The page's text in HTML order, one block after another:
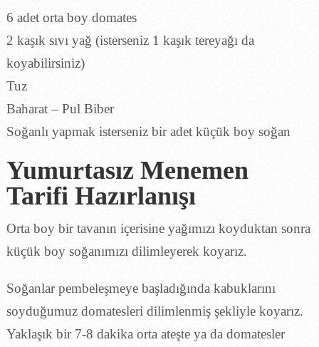
6 adet orta boy domates
2 kaşık sıvı yağ (isterseniz 1 kaşık tereyağı da
koyabilirsiniz)
Tuz
Baharat – Pul Biber
Soğanlı yapmak isterseniz bir adet küçük boy soğan
Yumurtasız Menemen
Tarifi Hazırlanışı
Orta boy bir tavanın içerisine yağımızı koyduktan sonra
küçük boy soğanımızı dilimleyerek koyarız.
Soğanlar pembeleşmeye başladığında kabuklarını
soyduğumuz domatesleri dilimlenmiş şekliyle koyarız.
Yaklaşık bir 7-8 dakika orta ateşte ya da domatesler